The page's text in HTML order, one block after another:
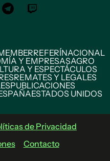
REFERÍNACIONAL
Y EMPRESASAGRO
Y ESPECTÁCULOS
REMATES Y LEGALES
PUBLICACIONES
ESTADOS UNIDOS
de Privacidad
Contacto